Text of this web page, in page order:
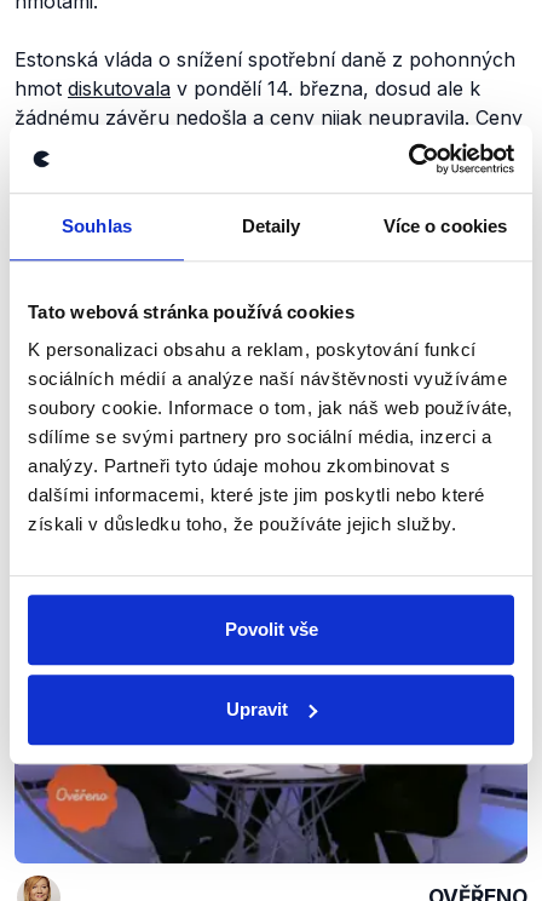
Souhlas Detaily Více o cookies
Tato webová stránka používá cookies
K personalizaci obsahu a reklam, poskytování funkcí
sociálních médií a analýze naší návštěvnosti využíváme
soubory cookie. Informace o tom, jak náš web používáte,
sdílíme se svými partnery pro sociální média, inzerci a
analýzy. Partneři tyto údaje mohou zkombinovat s
dalšími informacemi, které jste jim poskytli nebo které
získali v důsledku toho, že používáte jejich služby.
Povolit vše
Upravit
Estonská vláda o snížení spotřební daně z pohonných
hmot diskutovala v pondělí 14. března, dosud ale k
žádnému závěru nedošla a ceny nijak neupravila. Ceny
benzínu a nafty nicméně v Estonsku tento týden již
poklesly
vyplývá, že zdaleka ne všechny jmenované přistoupily
na určitou formu umělého snížení cen. Na snížení cen
nepřistoupilo Estonsko, Rumunsko, Litva, Itálie,
Bulharsko a zatím ani Německo. Alena Schillerová tedy
do výčtu patnácti států zařadila šest, které k žádným
opatřením nepřistoupily. Z důvodu této vysoké
nepřesnosti výrok hodnotíme jako nepravdivý.